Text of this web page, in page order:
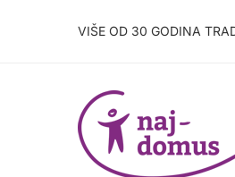
VIŠE OD 30 GODINA